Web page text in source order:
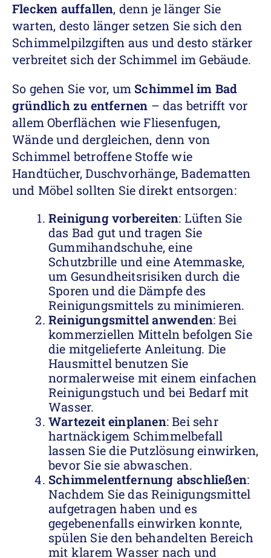
Flecken auffallen, denn je länger Sie
warten, desto länger setzen Sie sich den
Schimmelpilzgiften aus und desto stärker
verbreitet sich der Schimmel im Gebäude.
So gehen Sie vor, um Schimmel im Bad
gründlich zu entfernen – das betrifft vor
allem Oberflächen wie Fliesenfugen,
Wände und dergleichen, denn von
Schimmel betroffene Stoffe wie
Handtücher, Duschvorhänge, Badematten
und Möbel sollten Sie direkt entsorgen:
Reinigung vorbereiten: Lüften Sie
das Bad gut und tragen Sie
Gummihandschuhe, eine
Schutzbrille und eine Atemmaske,
um Gesundheitsrisiken durch die
Sporen und die Dämpfe des
Reinigungsmittels zu minimieren.
Reinigungsmittel anwenden: Bei
kommerziellen Mitteln befolgen Sie
die mitgelieferte Anleitung. Die
Hausmittel benutzen Sie
normalerweise mit einem einfachen
Reinigungstuch und bei Bedarf mit
Wasser.
Wartezeit einplanen: Bei sehr
hartnäckigem Schimmelbefall
lassen Sie die Putzlösung einwirken,
bevor Sie sie abwaschen.
Schimmelentfernung abschließen:
Nachdem Sie das Reinigungsmittel
aufgetragen haben und es
gegebenenfalls einwirken konnte,
spülen Sie den behandelten Bereich
mit klarem Wasser nach und